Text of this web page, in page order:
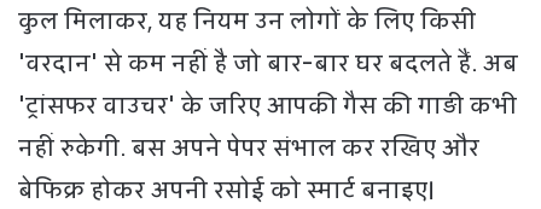
कुल मिलाकर, यह नियम उन लोगों के लिए किसी
'वरदान' से कम नहीं है जो बार-बार घर बदलते हैं. अब
'ट्रांसफर वाउचर' के जरिए आपकी गैस की गाड़ी कभी
नहीं रुकेगी. बस अपने पेपर संभाल कर रखिए और
बेफिक्र होकर अपनी रसोई को स्मार्ट बनाइए।